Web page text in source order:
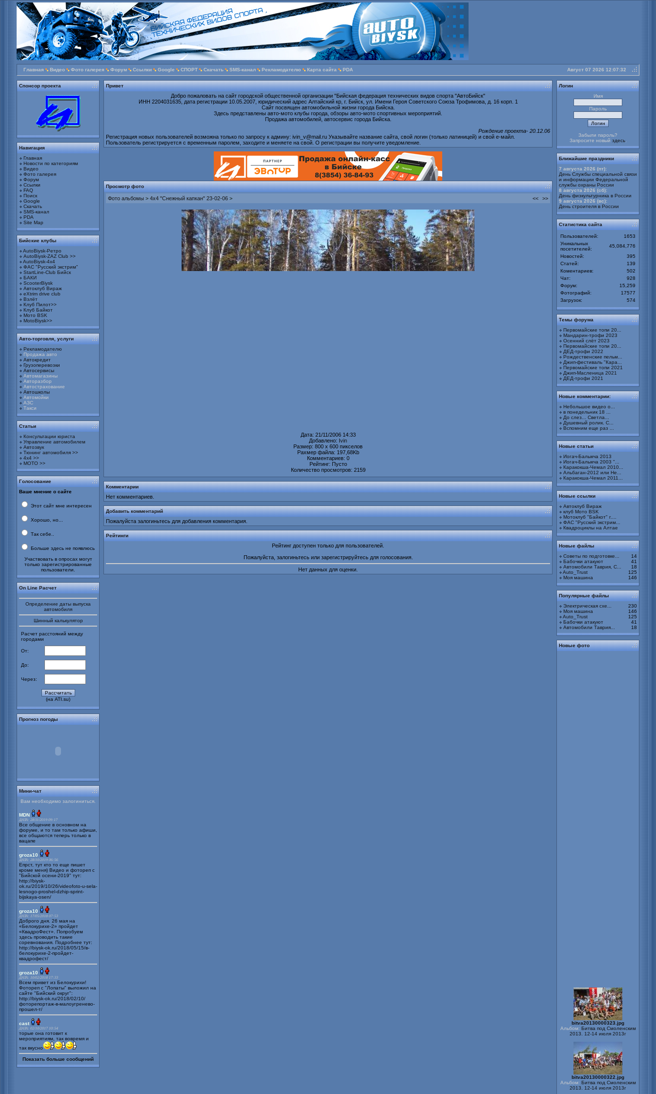
Главная Видео Фото галерея Форум Ссылки Google СПОРТ Скачать SMS-канал Рекламодателю Карта сайта PDA
Август 07 2026 12:07:32
buy
cheap
Спонсор проекта
Навигация
Главная
Новости по категориям
Видео
Фото галерея
Форум
Ссылки
FAQ
Поиск
Google
Скачать
SMS-канал
PDA
Site Map
Бийские клубы
AutoBiysk-Ретро
AutoBiysk-ZAZ Club >>
AutoBiysk-4x4
ФАС "Русский экстрим"
StartLine-Club Бийск
БАКИ
ScooterBiysk
Автоклуб Вираж
eXtrim drive club
Взлёт
Клуб Пилот>>
Клуб Байкот
Мото BSK
MotoBiysk>>
Авто-торговля, услуги
Рекламодателю
Продажа авто
Автокредит
Грузоперевозки
Автосервисы
Автомагазины
Авторазбор
Автострахование
Автошколы
Автомойки
АЗС
Такси
Статьи
Консультации юриста
Управление автомобилем
Автозвук
Тюнинг автомобиля >>
4х4 >>
МОТО >>
Голосование
Ваше мнение о сайте
Этот сайт мне интересен
Хорошо, но...
Так себе..
Больше здесь не появлюсь
Участвовать в опросах могут
только зарегистрированные
пользователи.
On Line Расчет
Определение даты выпуска
автомобиля
Шинный калькулятор
Расчет расстояний между
городами
От:
До:
Через:
(на ATI.su)
Прогноз погоды
Мини-чат
Вам необходимо залогиниться.
MDN
ДАТА: 28/11/2019 09:17
Все общение в основном на
форуме, и то там только афиши,
все общаются теперь только в
вацапе
groza10
ДАТА: 28/10/2019 06:56
Епрст, тут кто то еще пишет
кроме меня) Видео и фотореп с
"Бийской осени-2019" тут:
http://biysk-
ok.ru/2019/10/26/videofoto-u-sela-
lesnogo-proshel-dzhip-sprint-
bijskaya-osen/
groza10
ДАТА: 17/05/2018 07:53
Доброго дня. 26 мая на
«Белокурихе-2» пройдет
«КвадроФест». Попробуем
здесь проводить такие
соревнования. Подробнее тут:
http://biysk-ok.ru/2018/05/15/в-
белокурихе-2-пройдет-
квадрофест/
groza10
ДАТА: 10/02/2018 17:33
Всем привет из Белокурихи!
Фотореп с "Лопаты" выложил на
сайте "Бийский округ":
http://biysk-ok.ru/2018/02/10/
фоторепортаж-в-малоугренево-
прошел-т/
cast
ДАТА: 02/10/2017 10:54
торые она готовит к
мероприятиям, так вовремя и
так вкусно
Показать больше сообщений
Привет
Добро пожаловать на сайт городской общественной организации "Бийская федерация технических видов спорта "АвтоБийск"
ИНН 2204031635, дата регистрации 10.05.2007, юридический адрес Алтайский кр, г. Бийск, ул. Имени Героя Советского Союза Трофимова, д. 16 корп. 1
Сайт посвящен автомобильной жизни города Бийска.
Здесь представлены авто-мото клубы города, обзоры авто-мото спортивных мероприятий.
Продажа автомобилей, автосервис города Бийска.
Рождение проекта- 20.12.06
Регистрация новых пользователей возможна только по запросу к админу: ivin_v@mail.ru Указывайте название сайта, свой логин (только латиницей) и свой е-майл.
Пользователь регистрируется с временным паролем, заходите и меняете на свой. О регистрации вы получите уведомление.
Просмотр фото
Фото альбомы > 4х4 "Снежный капкан" 23-02-06 > << >>
Дата: 21/11/2006 14:33
Добавлено: Ivin
Размер: 800 x 600 пикселов
Рахмер файла: 197,68Kb
Комментариев: 0
Рейтинг: Пусто
Количество просмотров: 2159
Комментарии
Нет комментариев.
Добавить комментарий
Пожалуйста залогиньтесь для добавления комментария.
Рейтинги
Рейтинг доступен только для пользователей.
Пожалуйста, залогиньтесь или зарегистрируйтесь для голосования.
Нет данных для оценки.
Логин
Имя
Пароль
Забыли пароль?
Запросите новый здесь.
Ближайшие праздники
7 августа 2026 (пт):
День Службы специальной связи
и информации Федеральной
службы охраны России
8 августа 2026 (сб):
День физкультурника в России
9 августа 2026 (вс):
День строителя в России
Статистика сайта
Пользователей:
1653
Уникальных
посетителей:
45,084,776
Новостей:
395
Статей:
139
Коментариев:
502
Чат:
928
Форум:
15,259
Фотографий:
17577
Загрузок:
574
Темы форума
Первомайские топи 20...
Мандарин-трофи 2023
Осенний слёт 2023
Первомайские топи 20...
ДЕД-трофи 2022
Рождественские пельм...
Джип-фестиваль "Кара...
Первомайские топи 2021
Джип-Масленица 2021
ДЕД-трофи 2021
Новые комментарии:
Небольшое видео о...
в понедельник 18 ...
До слез... Светла...
Душевный ролик. С...
Вспомним еще раз ...
Новые статьи
Иогач-Балыкча 2013
Иогач-Балыкча 2003 "...
Каракокша-Чемал 2010...
Альбаган-2012 или Не...
Каракокша-Чемал 2011...
Новые ссылки
Автоклуб Вираж
клуб Мото BSK
Мотоклуб "Байкот" г....
ФАС "Русский экстрим...
Квадроциклы на Алтае
Новые файлы
Советы по подготовке...
14
Бабочки атакуют
41
Автомобили Таврия, С...
18
Auto_Trust
125
Моя машина
146
Популярные файлы
Электрическая схе...
230
Моя машина
146
Auto_Trust
125
Бабочки атакуют
41
Автомобили Таврия...
18
Новые фото
bitva20130000323.jpg
Альбом:Битва под Смоленским
2013. 12-14 июля 2013г
bitva20130000322.jpg
Альбом:Битва под Смоленским
2013. 12-14 июля 2013г